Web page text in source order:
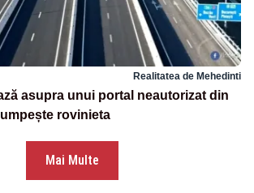
Realitatea de Mehedinti
asupra unui portal neautorizat din
rovinieta
Mai Multe